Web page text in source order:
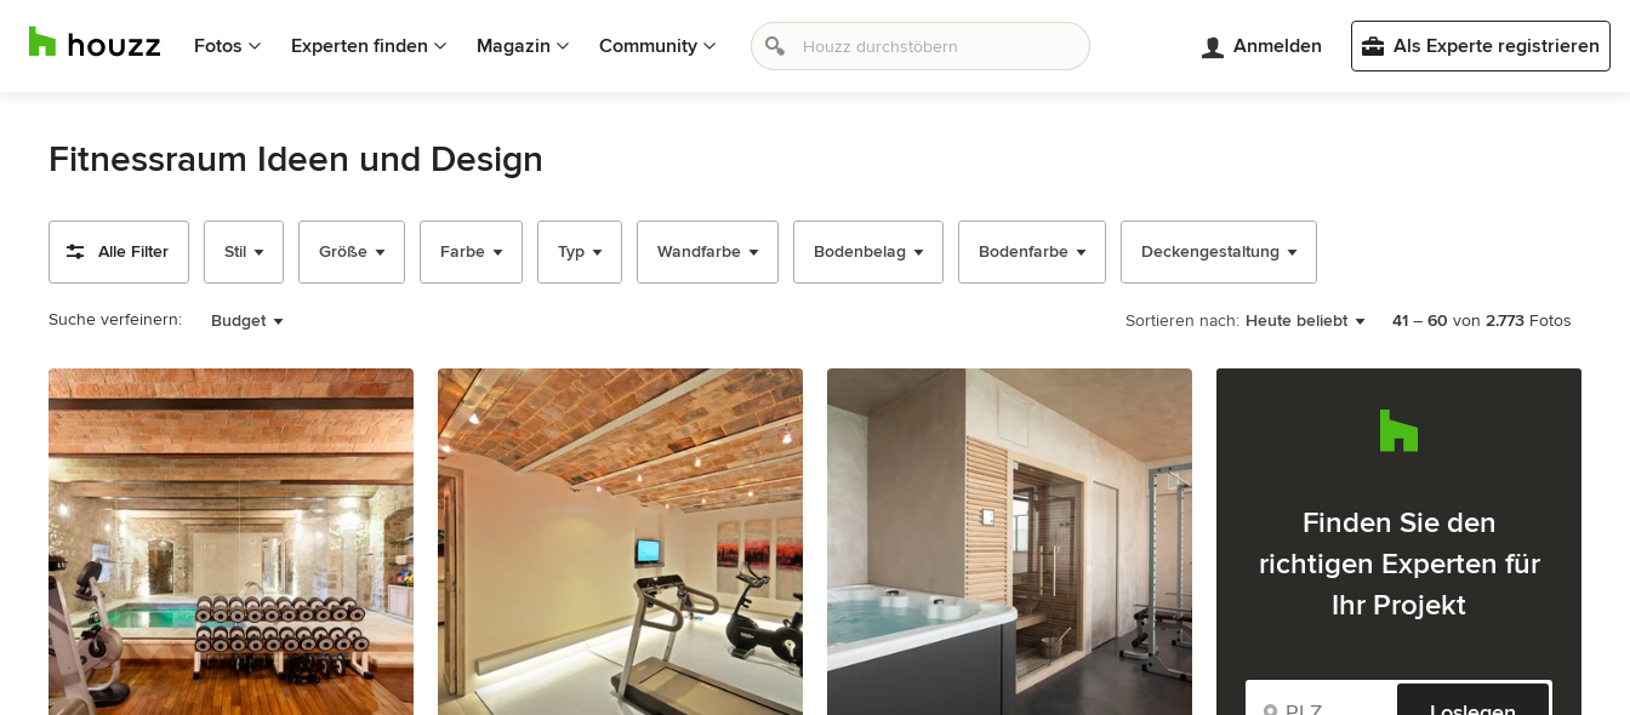
Fotos Experten finden Magazin Community Anmelden Als Experte registrieren
Fitnessraum Ideen und Design
Alle Filter Stil Größe Farbe Typ Wandfarbe Bodenbelag Bodenfarbe Deckengestaltung
Suche verfeinern: Budget Sortieren nach: Heute beliebt 41 – 60 von 2.773 Fotos
Finden Sie den
richtigen Experten für
Ihr Projekt